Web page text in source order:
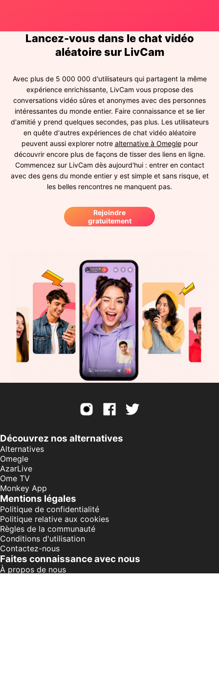
Lancez-vous dans le chat vidéo
aléatoire sur LivCam
Avec plus de 5 000 000 d'utilisateurs qui partagent la même
expérience enrichissante, LivCam vous propose des
conversations vidéo sûres et anonymes avec des personnes
intéressantes du monde entier. Faire connaissance et se lier
d'amitié y prend quelques secondes, pas plus. Les utilisateurs
en quête d'autres expériences de chat vidéo aléatoire
peuvent aussi explorer notre alternative à Omeglepour
découvrir encore plus de façons de tisser des liens en ligne.
Commencez sur LivCam dès aujourd'hui : entrer en contact
avec des gens du monde entier y est simple et sans risque, et
les belles rencontres ne manquent pas.
Rejoindre
gratuitement
Découvrez nos alternatives
Alternatives
Omegle
AzarLive
Ome TV
Monkey App
Mentions légales
Politique de confidentialité
Politique relative aux cookies
Règles de la communauté
Conditions d'utilisation
Contactez-nous
Faites connaissance avec nous
À propos de nous